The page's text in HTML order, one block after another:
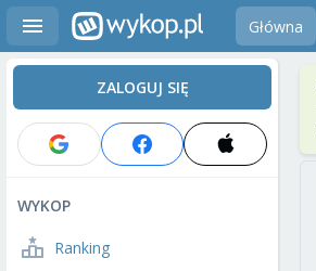
Główna
ZALOGUJ SIĘ
WYKOP
Ranking